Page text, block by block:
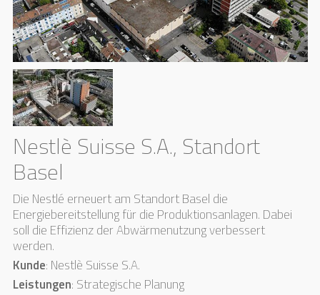
Nestlè Suisse S.A., Standort
Basel
Die Nestlé erneuert am Standort Basel die
Energiebereitstellung für die Produktionsanlagen. Dabei
soll die Effizienz der Abwärmenutzung verbessert
werden.
Kunde: Nestlè Suisse S.A.
Leistungen: Strategische Planung